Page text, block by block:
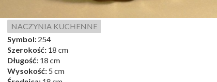
NACZYNIA KUCHENNE
Symbol: 254
Szerokość: 18 cm
Długość: 18 cm
Wysokość: 5 cm